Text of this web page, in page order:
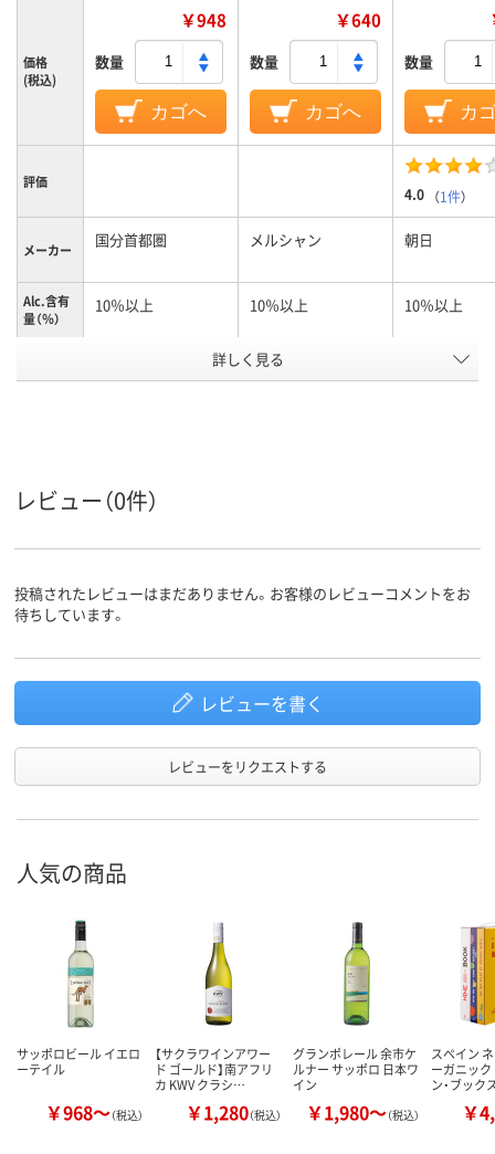
価格
(税込)
￥948
数量
カゴへ
￥640
数量
カゴへ
数量
カ
評価
4.0 （1件）
メーカー 国分首都圏 メルシャン 朝日
Alc.含有
量（％）
10％以上 10％以上 10％以上
辛口 ミディアム
たは国
商品環境
詳しく見る
レビュー（0件）
投稿されたレビューはまだありません。お客様のレビューコメントをお
待ちしています。
レビューを書く
レビューをリクエストする
人気の商品
サッポロビール イエロ
ーテイル
￥968～（税込）
【サクラワインアワー
ド ゴールド】南アフリ
カ KWV クラシ…
￥1,280（税込）
グランポレール 余市ケ
ルナー サッポロ 日本ワ
イン
￥1,980～（税込）
スペイン
ーガニック
ン・ブック
￥